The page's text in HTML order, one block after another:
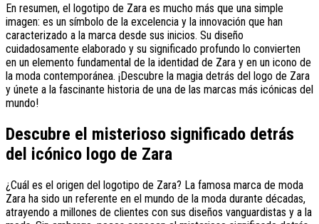
En resumen, el logotipo de Zara es mucho más que una simple
imagen: es un símbolo de la excelencia y la innovación que han
caracterizado a la marca desde sus inicios. Su diseño
cuidadosamente elaborado y su significado profundo lo convierten
en un elemento fundamental de la identidad de Zara y en un icono de
la moda contemporánea. ¡Descubre la magia detrás del logo de Zara
y únete a la fascinante historia de una de las marcas más icónicas del
mundo!
Descubre el misterioso significado detrás
del icónico logo de Zara
¿Cuál es el origen del logotipo de Zara? La famosa marca de moda
Zara ha sido un referente en el mundo de la moda durante décadas,
atrayendo a millones de clientes con sus diseños vanguardistas y a la